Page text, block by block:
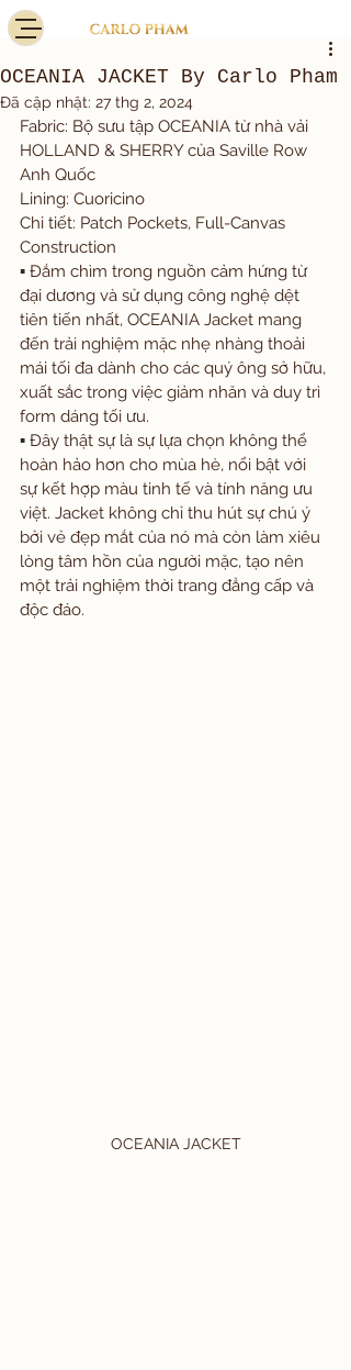
OCEANIA JACKET By Carlo Pham
Đã cập nhật: 27 thg 2, 2024
Fabric: Bộ sưu tập OCEANIA từ nhà vải
HOLLAND & SHERRY của Saville Row
Anh Quốc
Lining: Cuoricino
Chi tiết: Patch Pockets, Full-Canvas
Construction
▪️ Đắm chìm trong nguồn cảm hứng từ
đại dương và sử dụng công nghệ dệt
tiên tiến nhất, OCEANIA Jacket mang
đến trải nghiệm mặc nhẹ nhàng thoải
mái tối đa dành cho các quý ông sở hữu,
xuất sắc trong việc giảm nhăn và duy trì
form dáng tối ưu.
▪️ Đây thật sự là sự lựa chọn không thể
hoàn hảo hơn cho mùa hè, nổi bật với
sự kết hợp màu tinh tế và tính năng ưu
việt. Jacket không chỉ thu hút sự chú ý
bởi vẻ đẹp mắt của nó mà còn làm xiêu
lòng tâm hồn của người mặc, tạo nên
một trải nghiệm thời trang đẳng cấp và
độc đáo.
OCEANIA JACKET